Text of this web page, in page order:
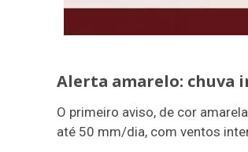
Alerta amarelo: chuva
O primeiro aviso, de cor
até 50 mm/dia, com ventos